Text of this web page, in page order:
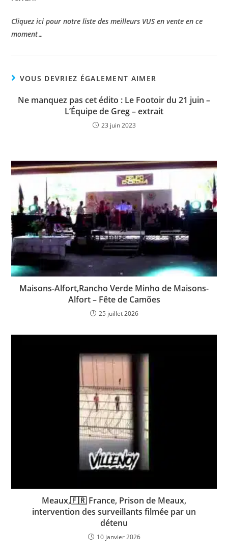
Cliquez ici pour notre liste des meilleurs VUS en vente en ce
moment…
VOUS DEVRIEZ ÉGALEMENT AIMER
Ne manquez pas cet édito : Le Footoir du 21 juin –
L’Équipe de Greg – extrait
23 juin 2023
Maisons-Alfort,Rancho Verde Minho de Maisons-
Alfort – Fête de Camões
25 juillet 2026
Meaux,🇫🇷 France, Prison de Meaux,
intervention des surveillants filmée par un
détenu
10 janvier 2026